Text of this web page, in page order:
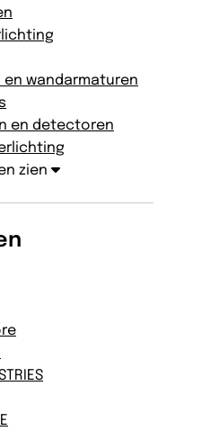
en wandarmaturen
en detectoren
zien